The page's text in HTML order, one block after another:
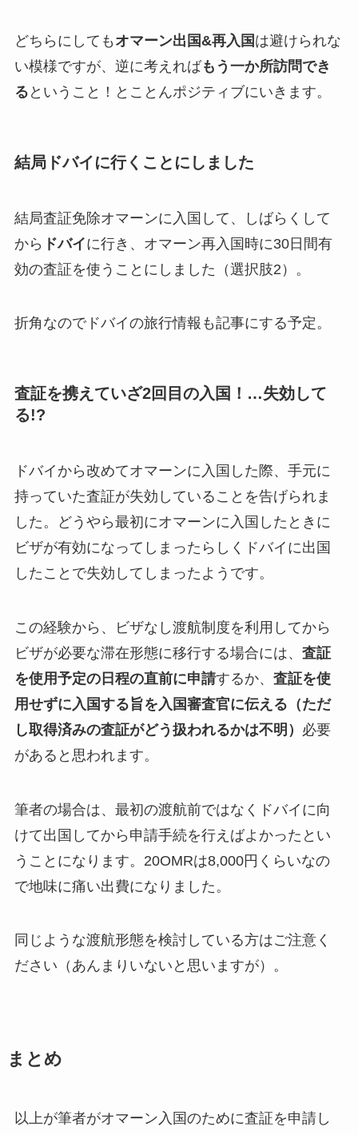
どちらにしても オマーン出国&再入国 は避けられな
い模様ですが、逆に考えればもう一か所訪問でき
る ということ！とことんポジティブにいきます。
結局ドバイに行くことにしました
結局査証免除オマーンに入国して、しばらくして
から ドバイに行き、オマーン再入国時に30日間有
効の査証を使うことにしました（選択肢2）。
折角なのでドバイの旅行情報も記事にする予定。
査証を携えていざ2回目の入国！…失効して
る!?
ドバイから改めてオマーンに入国した際、手元に
持っていた査証が失効していることを告げられま
した。どうやら最初にオマーンに入国したときに
ビザが有効になってしまったらしくドバイに出国
したことで失効してしまったようです。
この経験から、ビザなし渡航制度を利用してから
ビザが必要な滞在形態に移行する場合には、 査証
を使用予定の日程の直前に申請するか、 査証を使
用せずに入国する旨を入国審査官に伝える（ただ
し取得済みの査証がどう扱われるかは不明） 必要
があると思われます。
筆者の場合は、最初の渡航前ではなくドバイに向
けて出国してから申請手続を行えばよかったとい
うことになります。20OMRは8,000円くらいなの
で地味に痛い出費になりました。
同じような渡航形態を検討している方はご注意く
ださい（あんまりいないと思いますが）。
まとめ
以上が筆者がオマーン入国のために査証を申請し